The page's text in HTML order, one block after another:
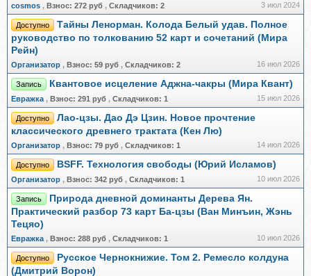
cosmos , Взнос: 272 руб , Складчиков: 2 3 июл 2024
Доступно
Тайны Ленорман. Колода Белый удав. Полное
руководство по толкованию 52 карт и сочетаний (Мира
Рейн)
Организатор , Взнос: 59 руб , Складчиков: 2 16 июл 2026
Запись Квантовое исцеление Аджна-чакры (Мира Квант)
Евражкa , Взнос: 291 руб , Складчиков: 1 15 июл 2026
Доступно
Лао-цзы. Дао Дэ Цзин. Новое прочтение
классического древнего трактата (Кен Лю)
Организатор , Взнос: 79 руб , Складчиков: 1 14 июл 2026
Доступно BSFF. Технология свободы (Юрий Исламов)
Организатор , Взнос: 342 руб , Складчиков: 1 10 июл 2026
Запись
Природа дневной доминанты Дерева Ян.
Практический разбор 73 карт Ба-цзы (Ван Минъин, Жэнь
Тецяо)
Евражкa , Взнос: 288 руб , Складчиков: 1 10 июл 2026
Доступно
Русское Чернокнижие. Том 2. Ремесло колдуна
(Дмитрий Ворон)